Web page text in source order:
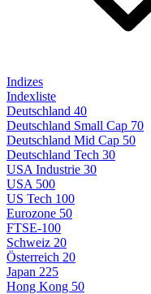
Indizes
Indexliste
Deutschland 40
Deutschland Small Cap 70
Deutschland Mid Cap 50
Deutschland Tech 30
USA Industrie 30
USA 500
US Tech 100
Eurozone 50
FTSE-100
Schweiz 20
Österreich 20
Japan 225
Hong Kong 50